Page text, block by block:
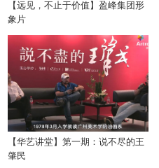
【远见，不止于价值】盈峰集团形
象片
【华艺讲堂】第一期：说不尽的王
肇民